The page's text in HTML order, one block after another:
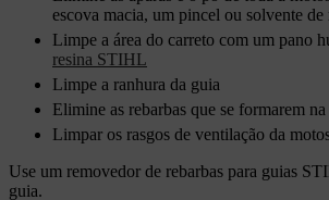
escova macia, um pincel ou solvente
Limpe a área do carreto com um pano
resina STIHL
Limpe a ranhura da guia
Elimine as rebarbas que se formarem
Limpar os rasgos de ventilação da
Use um removedor de rebarbas para guias
guia.